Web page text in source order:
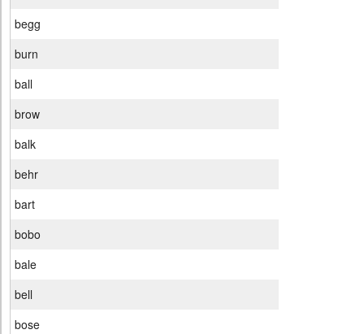
begg
burn
ball
brow
balk
behr
bart
bobo
bale
bell
bose